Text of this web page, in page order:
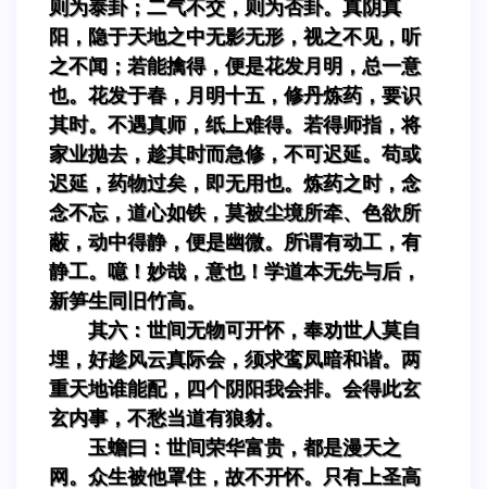
则为泰卦；二气不交，则为否卦。真阴真
阳，隐于天地之中无影无形，视之不见，听
之不闻；若能擒得，便是花发月明，总一意
也。花发于春，月明十五，修丹炼药，要识
其时。不遇真师，纸上难得。若得师指，将
家业抛去，趁其时而急修，不可迟延。苟或
迟延，药物过矣，即无用也。炼药之时，念
念不忘，道心如铁，莫被尘境所牵、色欲所
蔽，动中得静，便是幽微。所谓有动工，有
静工。噫！妙哉，意也！学道本无先与后，
新笋生同旧竹高。
其六：世间无物可开怀，奉劝世人莫自
埋，好趁风云真际会，须求鸾凤暗和谐。两
重天地谁能配，四个阴阳我会排。会得此玄
玄内事，不愁当道有狼豺。
玉蟾曰：世间荣华富贵，都是漫天之
网。众生被他罩住，故不开怀。只有上圣高